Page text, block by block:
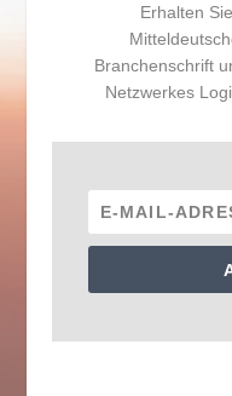
Erhalten
Branchenschrift
Netzwerkes